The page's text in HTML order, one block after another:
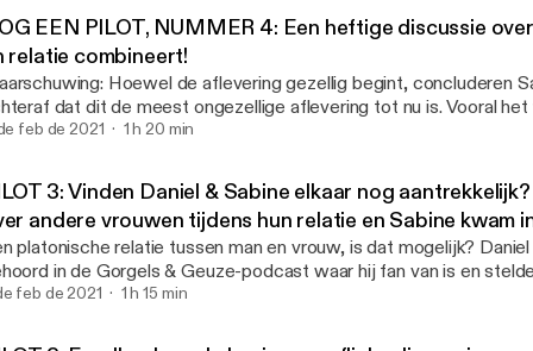
EEN PILOT, NUMMER 4: Een heftige discussie
relatie combineert!
Hoewel de aflevering gezellig begint, concluderen
dat dit de meest ongezellige aflevering tot nu is. Vooral het
over ambitie en relatie loopt aardig uit de hand...
feb de 2021 1 h 20 min
3: Vinden Daniel & Sabine elkaar nog
andere vrouwen tijdens hun relatie en Sabine kwam
situaties met andere mannen...
platonische relatie tussen man en vrouw, is dat mogelijk?
in de Gorgels & Geuze-podcast waar hij fan van is en
vraag: is een platonische relatie tussen exen mogelijk?
vertelt hoe ze elke keer in onhandige situaties komt met
feb de 2021 1 h 15 min